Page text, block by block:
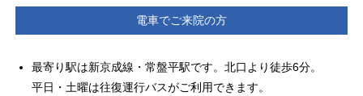
電車でご来院の方
最寄り駅は新京成線・常盤平駅です。北口より徒歩6分。
平日・土曜は往復運行バスがご利用できます。